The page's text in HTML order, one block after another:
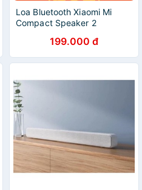
Loa Bluetooth Xiaomi Mi
Compact Speaker 2
Bản quốc tế - Minh Tín Shop
199.000 đ